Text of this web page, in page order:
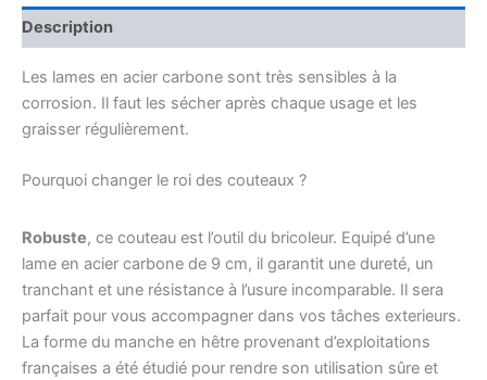
Description
Les lames en acier carbone sont très sensibles à la
corrosion. Il faut les sécher après chaque usage et les
graisser régulièrement.
Pourquoi changer le roi des couteaux ?
Robuste, ce couteau est l’outil du bricoleur. Equipé d’une
lame en acier carbone de 9 cm, il garantit une dureté, un
tranchant et une résistance à l’usure incomparable. Il sera
parfait pour vous accompagner dans vos tâches exterieurs.
La forme du manche en hêtre provenant d’exploitations
françaises a été étudié pour rendre son utilisation sûre et